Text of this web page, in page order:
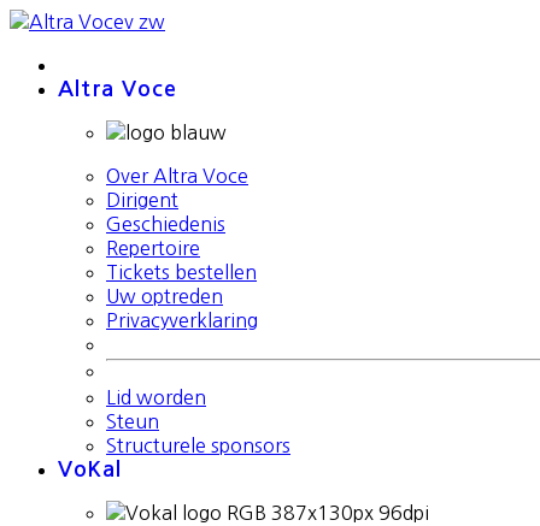
Altra Voce
Over Altra Voce
Dirigent
Geschiedenis
Repertoire
Tickets bestellen
Uw optreden
Privacyverklaring
Lid worden
Steun
Structurele sponsors
VoKal